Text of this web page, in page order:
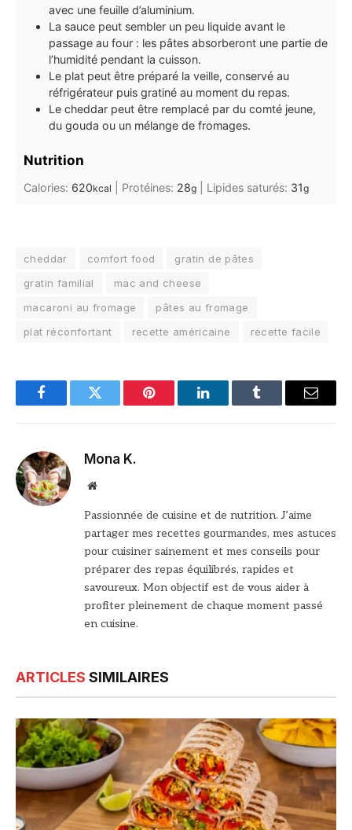
avec une feuille d’aluminium.
La sauce peut sembler un peu liquide avant le
passage au four : les pâtes absorberont une partie de
l’humidité pendant la cuisson.
Le plat peut être préparé la veille, conservé au
réfrigérateur puis gratiné au moment du repas.
Le cheddar peut être remplacé par du comté jeune,
du gouda ou un mélange de fromages.
Nutrition
Calories: 620kcal Protéines: 28g Lipides saturés: 31g
cheddar comfort food
gratin de pâtes
gratin familial
mac and cheese
macaroni au fromage
pâtes au fromage
plat réconfortant
recette américaine recette facile
FacebookTwitter Pinterest LinkedInTumblr Email
Mona K.
Site
Passionnée de cuisine et de nutrition. J’aime
partager mes recettes gourmandes, mes astuces
pour cuisiner sainement et mes conseils pour
préparer des repas équilibrés, rapides et
savoureux. Mon objectif est de vous aider à
profiter pleinement de chaque moment passé
en cuisine.
ARTICLES SIMILAIRES
© DR